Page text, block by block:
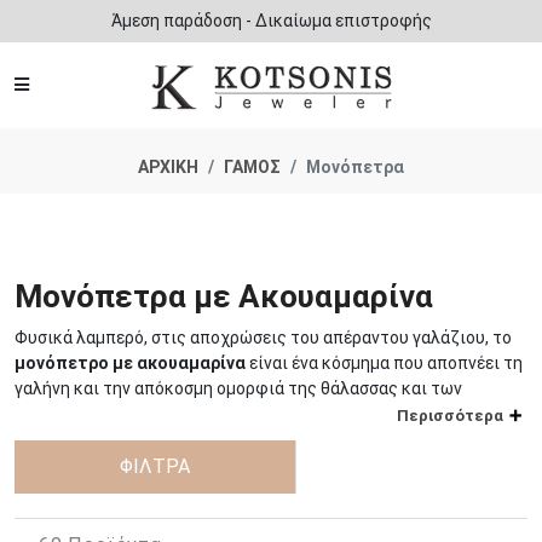
Άμεση παράδοση - Δικαίωμα επιστροφής
ΑΡΧΙΚΗ ΓΑΜΟΣ Μονόπετρα
Μονόπετρα με Ακουαμαρίνα
Φυσικά λαμπερό, στις αποχρώσεις του απέραντου γαλάζιου, το
μονόπετρο με ακουαμαρίναείναι ένα κόσμημα που αποπνέει τη
γαλήνη και την απόκοσμη ομορφιά της θάλασσας και των
Ένα από τα βασικά χαρακτηριστικά της ακουμαρίνας είναι το
ακαταμάχητο χρώμα της που την κάνει μια όλο και πιο δημοφιλή
επιλογή για την δημιουργία παραμυθένιων μονόπετρων. Οι
Περισσότερα
ΦΙΛΤΡΑ